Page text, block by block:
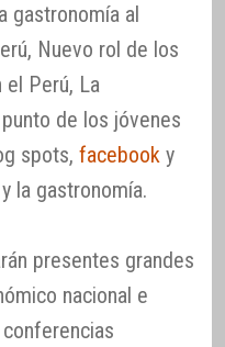
gastronomía al
Nuevo rol de los
el Perú, La
de los jóvenes
spots, facebook y
la gastronomía.
presentes grandes
nacional e